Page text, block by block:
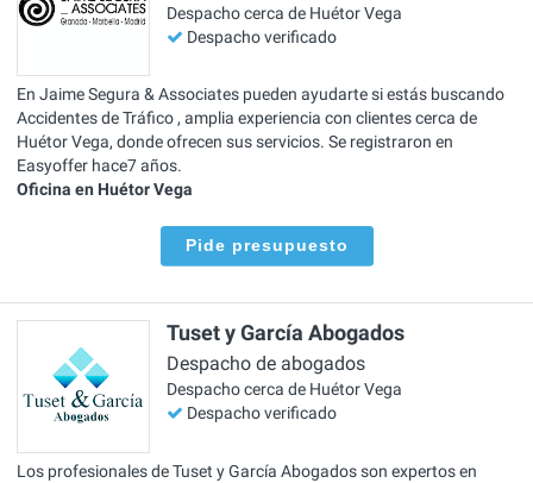
Despacho cerca de Huétor Vega
Despacho verificado
En Jaime Segura & Associates pueden ayudarte si estás buscando
Accidentes de Tráfico , amplia experiencia con clientes cerca de
Huétor Vega, donde ofrecen sus servicios. Se registraron en
Easyoffer hace7 años.
Oficina en Huétor Vega
Pide presupuesto
Tuset y García Abogados
Despacho de abogados
Despacho cerca de Huétor Vega
Despacho verificado
Los profesionales de Tuset y García Abogados son expertos en